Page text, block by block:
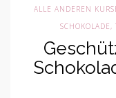
ALLE ANDEREN
SCHOKOLADE,